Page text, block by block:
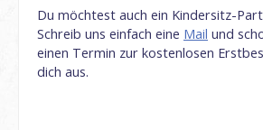
Du möchtest auch ein Kindersitz-
Schreib uns einfach eine Mail und
einen Termin zur kostenlosen
dich aus.